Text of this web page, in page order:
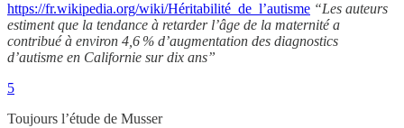
https://fr.wikipedia.org/wiki/Héritabilité_de_l’autisme “Les auteurs
estiment que la tendance à retarder l’âge de la maternité a
contribué à environ 4,6 % d’augmentation des diagnostics
d’autisme en Californie sur dix ans”
5
Toujours l’étude de Musser